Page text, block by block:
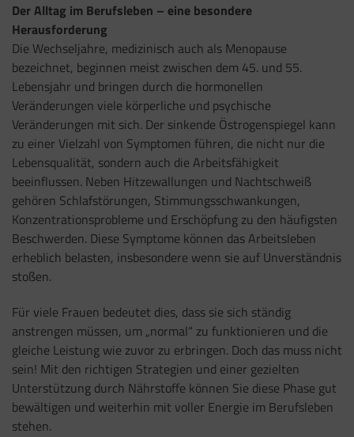
Der Alltag im Berufsleben – eine besondere
Herausforderung
Die Wechseljahre, medizinisch auch als Menopause
bezeichnet, beginnen meist zwischen dem 45. und 55.
Lebensjahr und bringen durch die hormonellen
Veränderungen viele körperliche und psychische
Veränderungen mit sich. Der sinkende Östrogenspiegel kann
zu einer Vielzahl von Symptomen führen, die nicht nur die
Lebensqualität, sondern auch die Arbeitsfähigkeit
beeinflussen. Neben Hitzewallungen und Nachtschweiß
gehören Schlafstörungen, Stimmungsschwankungen,
Konzentrationsprobleme und Erschöpfung zu den häufigsten
Beschwerden. Diese Symptome können das Arbeitsleben
erheblich belasten, insbesondere wenn sie auf Unverständnis
stoßen.
Für viele Frauen bedeutet dies, dass sie sich ständig
anstrengen müssen, um „normal“ zu funktionieren und die
gleiche Leistung wie zuvor zu erbringen. Doch das muss nicht
sein! Mit den richtigen Strategien und einer gezielten
Unterstützung durch Nährstoffe können Sie diese Phase gut
bewältigen und weiterhin mit voller Energie im Berufsleben
stehen.